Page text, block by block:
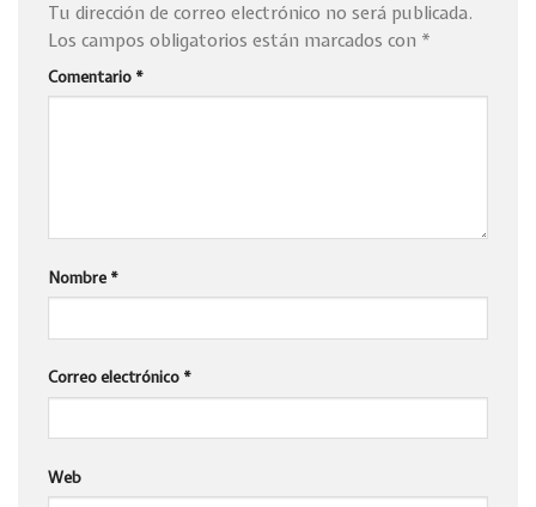
Tu dirección de correo electrónico no será publicada.
Los campos obligatorios están marcados con *
Comentario *
Nombre *
Correo electrónico *
Web